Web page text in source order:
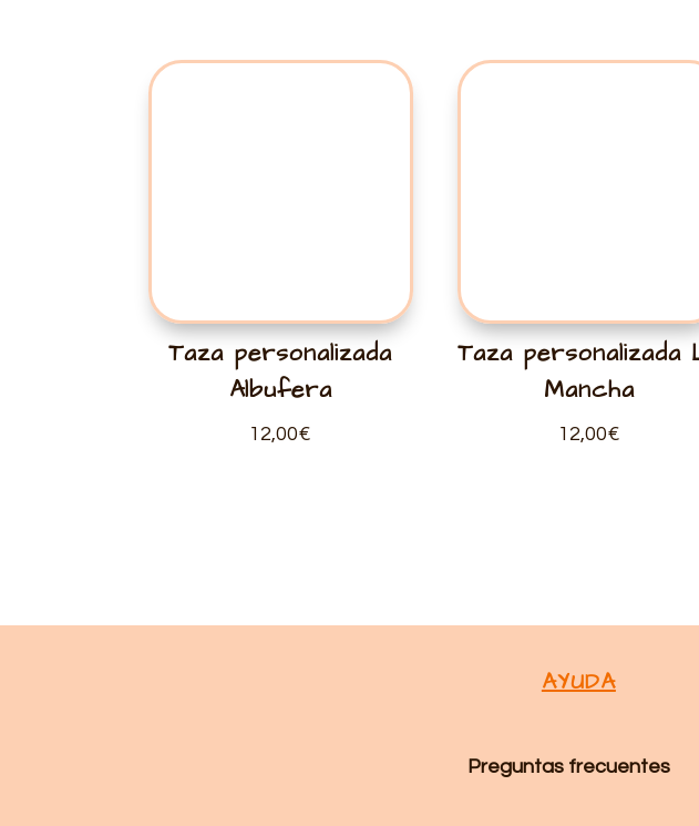
Taza personalizada
Albufera
12,00€
Taza personalizada
Mancha
12,00€
AYUDA
Preguntas frecuentes